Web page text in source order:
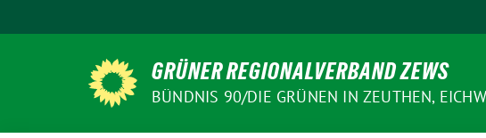
zum
GRÜNER REGIONALVERBAND ZEWS
BÜNDNIS 90/DIE GRÜNEN IN ZEUTHEN,